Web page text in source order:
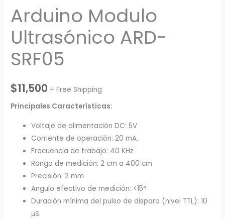
Arduino Modulo
Ultrasónico ARD-
SRF05
$11,500 + Free Shipping
Principales Características:
Voltaje de alimentación DC: 5V
Corriente de operación: 20 mA.
Frecuencia de trabajo: 40 KHz
Rango de medición: 2 cm a 400 cm
Precisión: 2 mm
Angulo efectivo de medición: <15°
Duración mínima del pulso de disparo (nivel TTL): 10
μS.